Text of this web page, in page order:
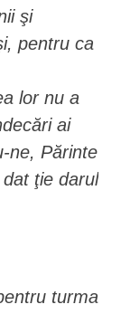
şi
pentru ca
lor nu a
ai
ne, Părinte
ţie darul
turma